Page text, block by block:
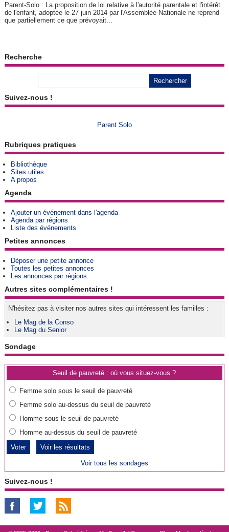
Parent-Solo : La proposition de loi relative à l'autorité parentale et l'intérêt
de l'enfant, adoptée le 27 juin 2014 par l'Assemblée Nationale ne reprend
que partiellement ce que prévoyait...
Recherche
Suivez-nous !
Parent Solo
Rubriques pratiques
Bibliothèque
Sites utiles
A propos
Agenda
Ajouter un événement dans l'agenda
Agenda par régions
Liste des événements
Petites annonces
Déposer une petite annonce
Toutes les petites annonces
Les annonces par régions
Autres sites complémentaires !
N'hésitez pas à visiter nos autres sites qui intéressent les familles :
Le Mag de la Conso
Le Mag du Senior
Sondage
Seuil de pauvreté : où vous situez-vous ?
Femme solo sous le seuil de pauvreté
Femme solo au-dessus du seuil de pauvreté
Homme sous le seuil de pauvreté
Homme au-dessus du seuil de pauvreté
Voir les résultats
Voir tous les sondages
Suivez-nous !